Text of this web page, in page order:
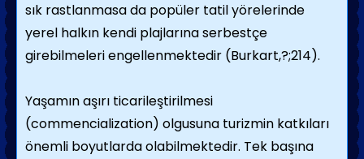
sık rastlanmasa da popüler tatil yörelerinde
yerel halkın kendi plajlarına serbestçe
girebilmeleri engellenmektedir (Burkart,?;214).
Yaşamın aşırı ticarileştirilmesi
(commencialization) olgusuna turizmin katkıları
önemli boyutlarda olabilmektedir. Tek başına